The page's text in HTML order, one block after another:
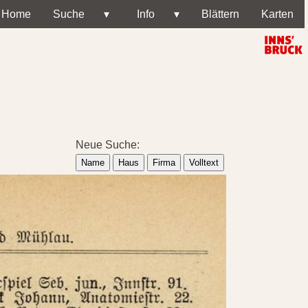
Home Suche ▾ Info ▾ Blättern Karten
Neue Suche:
Name Haus Firma Volltext